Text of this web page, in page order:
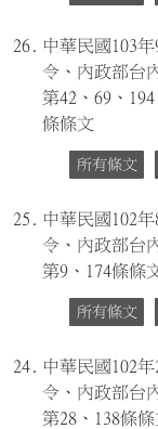
26.
中華民國103
令、內政部台
第42、69、
條條文
所有條文
25.
中華民國102
令、內政部台
第9、174條條
所有條文
24. 中華民國102
令、內政部台
第28、138條